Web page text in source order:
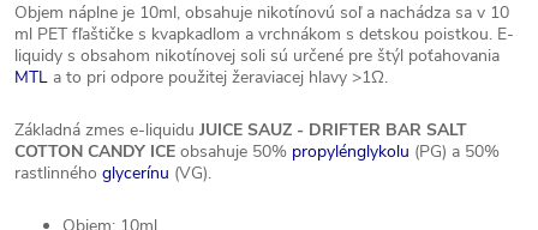
Objem náplne je 10ml, obsahuje nikotínovú soľ a nachádza sa v 10
ml PET fľaštičke s kvapkadlom a vrchnákom s detskou poistkou. E-
liquidy s obsahom nikotínovej soli sú určené pre štýl poťahovania
MTL a to pri odpore použitej žeraviacej hlavy >1Ω.
Základná zmes e-liquidu JUICE SAUZ - DRIFTER BAR SALT
COTTON CANDY ICE obsahuje 50% propylénglykolu (PG) a 50%
rastlinného glycerínu (VG).